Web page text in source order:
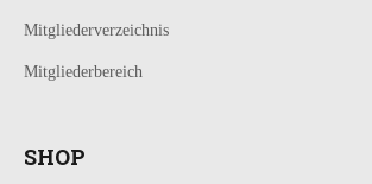
Mitgliederverzeichnis
Mitgliederbereich
SHOP